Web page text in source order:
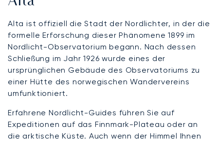
Alta ist offiziell die Stadt der Nordlichter, in der die
formelle Erforschung dieser Phänomene 1899 im
Nordlicht-Observatorium begann. Nach dessen
Schließung im Jahr 1926 wurde eines der
ursprünglichen Gebäude des Observatoriums zu
einer Hütte des norwegischen Wandervereins
umfunktioniert.
Erfahrene Nordlicht-Guides führen Sie auf
Expeditionen auf das Finnmark-Plateau oder an
die arktische Küste. Auch wenn der Himmel Ihnen